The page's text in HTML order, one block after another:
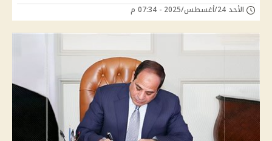
الأحد 24/أغسطس/2025 - 07:34 م